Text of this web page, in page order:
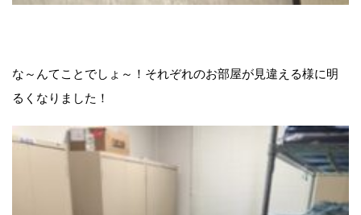
な～んてことでしょ～！それぞれのお部屋が見違える様に明
るくなりました！